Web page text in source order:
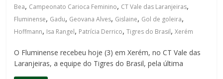
Bea, Campeonato Carioca Feminino, CT Vale das Laranjeiras,
Fluminense, Gadu, Geovana Alves, Gislaine, Gol de goleira,
Hoffmann, Isa Rangel, Patrícia Derrico,Tigres do Brasil,Xerém
O Fluminense recebeu hoje (3) em Xerém, no CT Vale das
Laranjeiras, a equipe do Tigres do Brasil, pela última